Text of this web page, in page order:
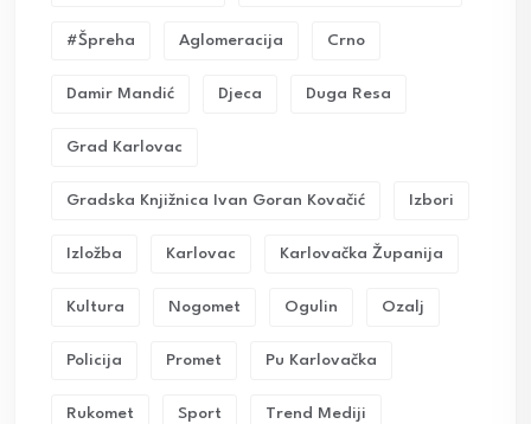
#Špreha Aglomeracija Crno
Damir Mandić Djeca Duga Resa
Grad Karlovac
Gradska Knjižnica Ivan Goran Kovačić Izbori
Izložba Karlovac Karlovačka Županija
Kultura Nogomet Ogulin Ozalj
Policija Promet Pu Karlovačka
Rukomet Sport Trend Mediji